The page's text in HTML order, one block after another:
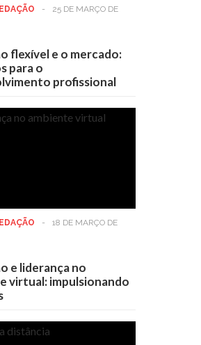
-
25 DE MARÇO DE
flexível e o mercado:
para o
profissional
-
18 DE MARÇO DE
e liderança no
virtual: impulsionando